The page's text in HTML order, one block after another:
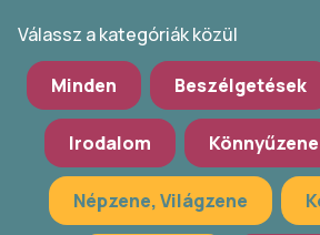
Válassz a kategóriák közül
Minden Beszélgetések
Irodalom Könnyűzene
Népzene, Világzene